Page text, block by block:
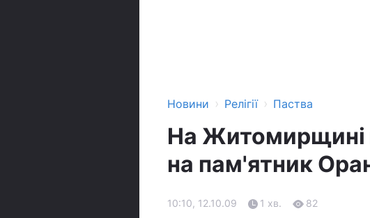
Новини › Релігії › Паства
На Житомирщині
на пам'ятник
10:10, 12.10.09 1 хв. 82